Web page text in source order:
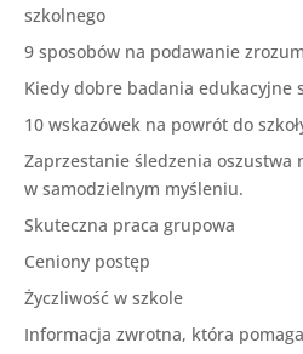
szkolnego
9 sposobów na podawanie
Kiedy dobre badania edukacyjne
10 wskazówek na powrót do
Zaprzestanie śledzenia oszustwa
w samodzielnym myśleniu.
Skuteczna praca grupowa
Ceniony postęp
Życzliwość w szkole
Informacja zwrotna, która